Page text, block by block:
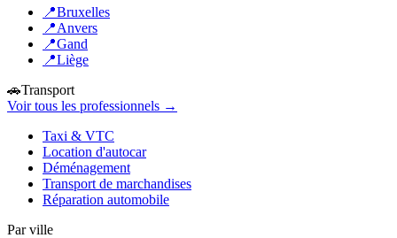
📍Bruxelles
📍Anvers
📍Gand
📍Liège
🚗Transport
Voir tous les professionnels →
Taxi & VTC
Location d'autocar
Déménagement
Transport de marchandises
Réparation automobile
Par ville